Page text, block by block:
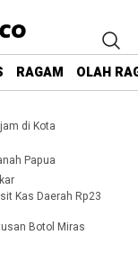
RAGAM OLAH
di Kota
Papua
Kas Daerah Rp23
Botol Miras